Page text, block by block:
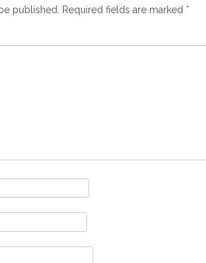
published. Required fields are marked *